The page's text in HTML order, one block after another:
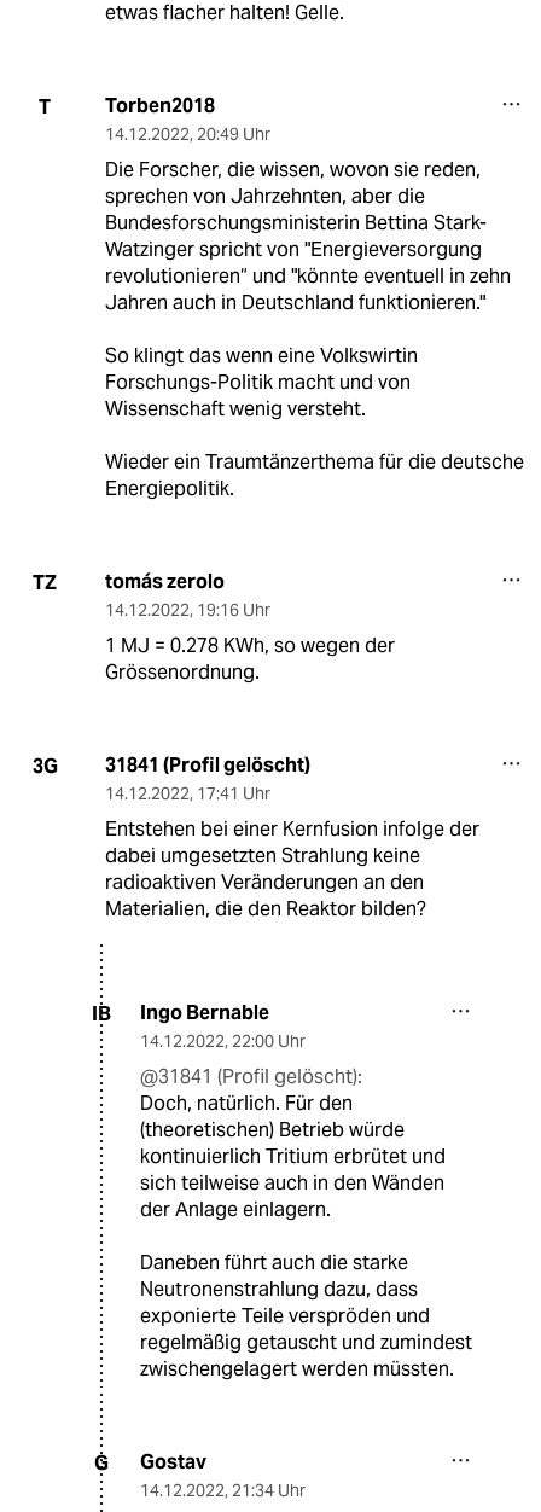
etwas flacher halten! Gelle.
T Torben2018
14.12.2022, 20:49 Uhr
Die Forscher, die wissen, wovon sie reden,
sprechen von Jahrzehnten, aber die
Bundesforschungsministerin Bettina Stark-
Watzinger spricht von "Energieversorgung
revolutionieren“ und "könnte eventuell in zehn
Jahren auch in Deutschland funktionieren."
So klingt das wenn eine Volkswirtin
Forschungs-Politik macht und von
Wissenschaft wenig versteht.
Wieder ein Traumtänzerthema für die deutsche
Energiepolitik.
TZ tomás zerolo
14.12.2022, 19:16 Uhr
1 MJ = 0.278 KWh, so wegen der
Grössenordnung.
3G 31841 (Profil gelöscht)
14.12.2022, 17:41 Uhr
Entstehen bei einer Kernfusion infolge der
dabei umgesetzten Strahlung keine
radioaktiven Veränderungen an den
Materialien, die den Reaktor bilden?
IB Ingo Bernable
14.12.2022, 22:00 Uhr
@31841 (Profil gelöscht):
Doch, natürlich. Für den
(theoretischen) Betrieb würde
kontinuierlich Tritium erbrütet und
sich teilweise auch in den Wänden
der Anlage einlagern.
Daneben führt auch die starke
Neutronenstrahlung dazu, dass
exponierte Teile verspröden und
regelmäßig getauscht und zumindest
zwischengelagert werden müssten.
G Gostav
14.12.2022, 21:34 Uhr